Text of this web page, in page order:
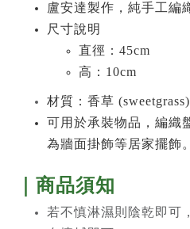
盧安達製作，純手工編
尺寸說明
直徑：45cm
高：10cm
材質： 香草 (sweetgrass)
可用於承裝物品，編織
為牆面掛飾等居家擺飾。
｜商品須知
若不慎淋濕則陰乾即可